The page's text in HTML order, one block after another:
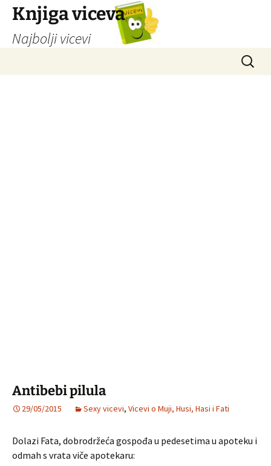
Knjiga viceva
Najbolji vicevi
Antibebi pilula
29/05/2015 Sexy vicevi, Vicevi o Muji, Husi, Hasi i Fati
Dolazi Fata, dobrodržeća gospođa u pedesetima u apoteku i
odmah s vrata viče apotekaru: